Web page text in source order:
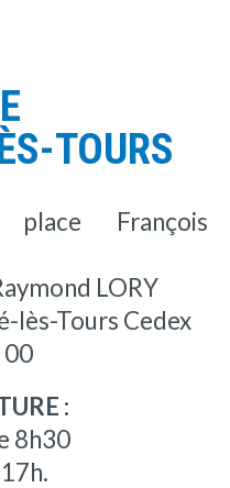
TOURS
place François
LORY
lès-Tours Cedex
00
:
8h30